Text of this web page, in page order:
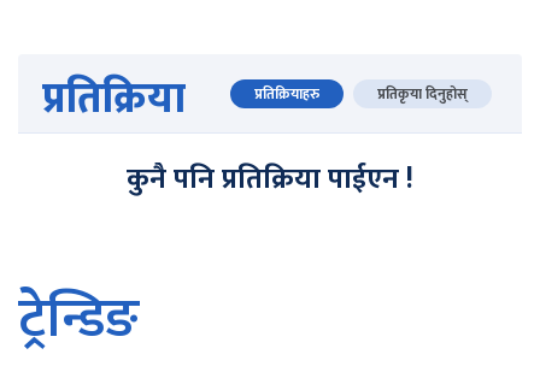
प्रतिक्रिया प्रतिक्रियाहरु प्रतिकृया दिनुहोस्
कुनै पनि प्रतिक्रिया पाईएन !
ट्रेन्डिङ